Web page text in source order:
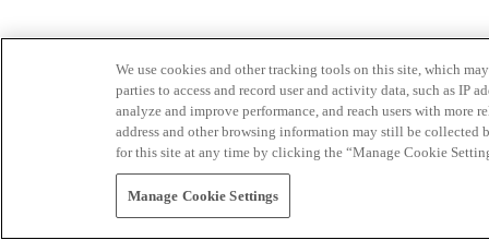
We use cookies and other tracking tools on this site, which
parties to access and record user and activity data, such as IP
analyze and improve performance, and reach users with
address and other browsing information may still be collected
for this site at any time by clicking the “Manage Cookie
Manage Cookie Settings